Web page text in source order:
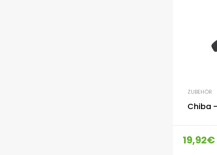
ZUBEHÖR
Chiba
19,92€